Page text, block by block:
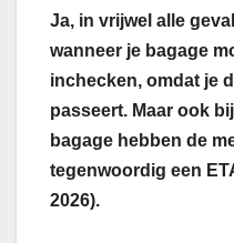
Ja, in vrijwel alle
wanneer je bagage
inchecken, omdat je
passeert. Maar ook
bagage hebben de
tegenwoordig een
2026).